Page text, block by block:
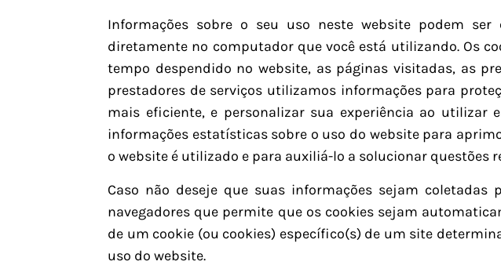
Informações sobre o seu uso neste website podem
diretamente no computador que você está utilizando. Os
tempo despendido no website, as páginas visitadas, as
prestadores de serviços utilizamos informações para
mais eficiente, e personalizar sua experiência ao utilizar
informações estatísticas sobre o uso do website para
o website é utilizado e para auxiliá-lo a solucionar questões
Caso não deseje que suas informações sejam
navegadores que permite que os cookies sejam
de um cookie (ou cookies) específico(s) de um site
uso do website.